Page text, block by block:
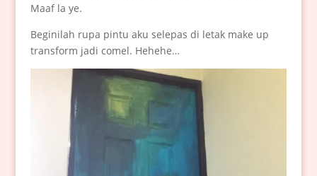
Maaf la ye.
Beginilah rupa pintu aku selepas di letak make up
transform jadi comel. Hehehe…